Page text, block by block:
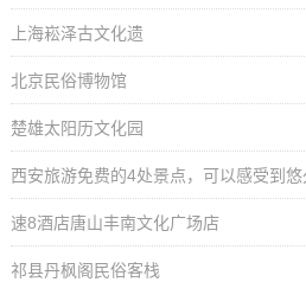
上海崧泽古文化遗
北京民俗博物馆
楚雄太阳历文化园
西安旅游免费的4处景点，可以感受到悠
这是什么地方？
速8酒店唐山丰南文化广场店
祁县丹枫阁民俗客栈